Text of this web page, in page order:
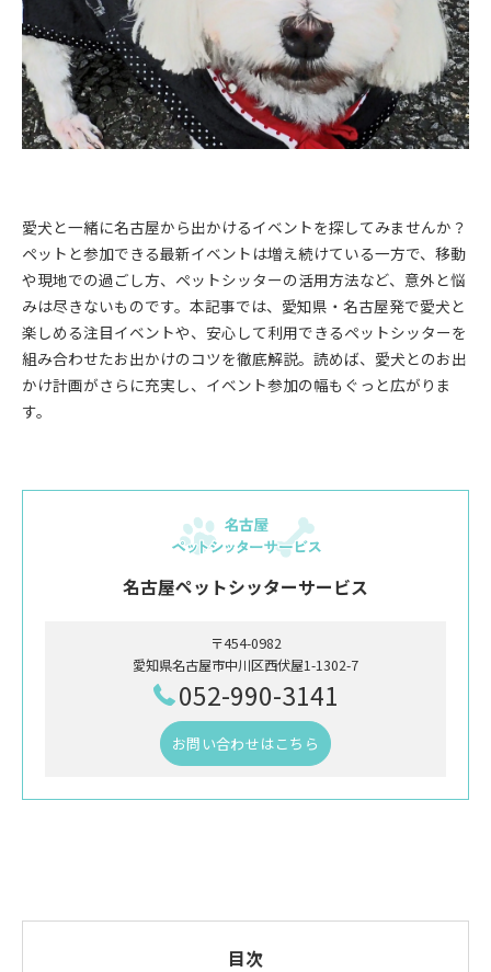
愛犬と一緒に名古屋から出かけるイベントを探してみませんか？
ペットと参加できる最新イベントは増え続けている一方で、移動
や現地での過ごし方、ペットシッターの活用方法など、意外と悩
みは尽きないものです。本記事では、愛知県・名古屋発で愛犬と
楽しめる注目イベントや、安心して利用できるペットシッターを
組み合わせたお出かけのコツを徹底解説。読めば、愛犬とのお出
かけ計画がさらに充実し、イベント参加の幅もぐっと広がりま
す。
名古屋ペットシッターサービス
〒454-0982
愛知県名古屋市中川区西伏屋1-1302-7
052-990-3141
お問い合わせはこちら
目次